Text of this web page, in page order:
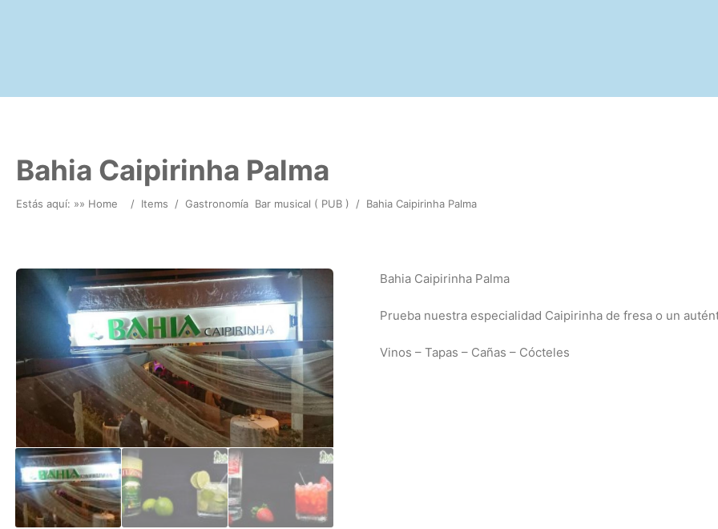
Bahia Caipirinha Palma
Estás aquí: »» Home / Items / Gastronomía Bar musical ( PUB ) / Bahia Caipirinha Palma
Bahia Caipirinha Palma
Prueba nuestra especialidad Caipirinha de fresa o un
Vinos – Tapas – Cañas – Cócteles